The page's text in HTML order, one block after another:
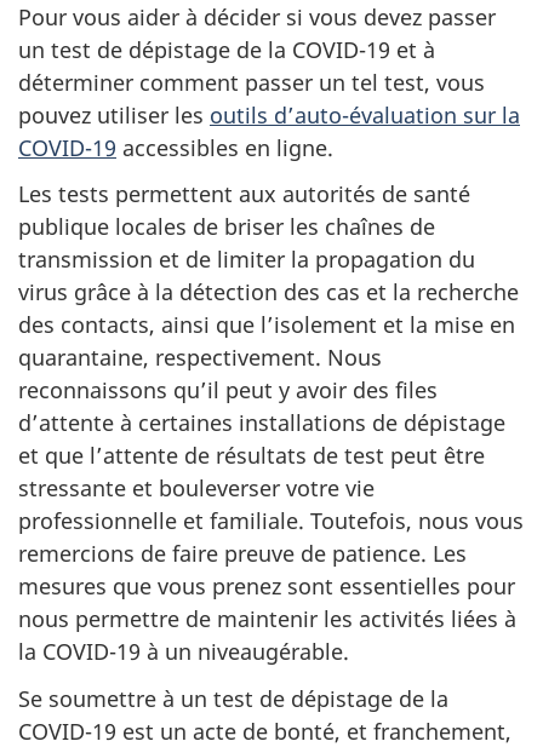
Pour vous aider à décider si vous devez passer
un test de dépistage de la COVID-19 et à
déterminer comment passer un tel test, vous
pouvez utiliser les outils d’auto-évaluation sur la
COVID-19 accessibles en ligne.
Les tests permettent aux autorités de santé
publique locales de briser les chaînes de
transmission et de limiter la propagation du
virus grâce à la détection des cas et la recherche
des contacts, ainsi que l’isolement et la mise en
quarantaine, respectivement. Nous
reconnaissons qu’il peut y avoir des files
d’attente à certaines installations de dépistage
et que l’attente de résultats de test peut être
stressante et bouleverser votre vie
professionnelle et familiale. Toutefois, nous vous
remercions de faire preuve de patience. Les
mesures que vous prenez sont essentielles pour
nous permettre de maintenir les activités liées à
la COVID-19 à un niveaugérable.
Se soumettre à un test de dépistage de la
COVID-19 est un acte de bonté, et franchement,